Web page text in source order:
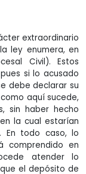
extraordinario
ley enumera, en
Civil). Estos
si lo acusado
debe declarar su
aquí sucede,
sin haber hecho
la cual estarían
En todo caso, lo
comprendido en
atender lo
el depósito de